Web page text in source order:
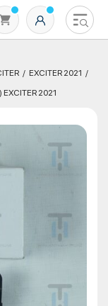
hàng
EXCITER 2021
2021